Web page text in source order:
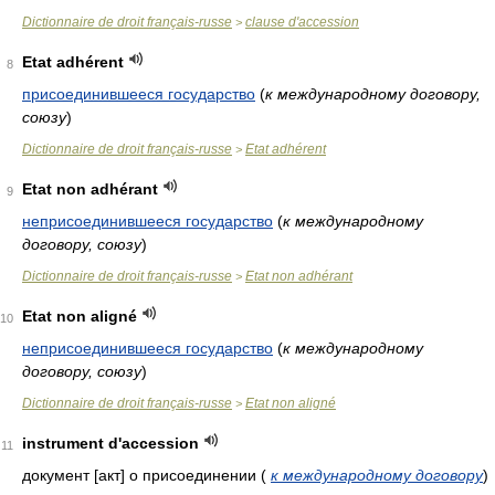
Dictionnaire de droit français-russe > clause d'accession
8
Etat adhérent
присоединившееся государство (к международному договору,
союзу)
Dictionnaire de droit français-russe > Etat adhérent
9
Etat non adhérant
неприсоединившееся государство (к международному
договору, союзу)
Dictionnaire de droit français-russe > Etat non adhérant
10
Etat non aligné
неприсоединившееся государство (к международному
договору, союзу)
Dictionnaire de droit français-russe > Etat non aligné
11
instrument d'accession
документ [акт] о присоединении ( к международному договору)